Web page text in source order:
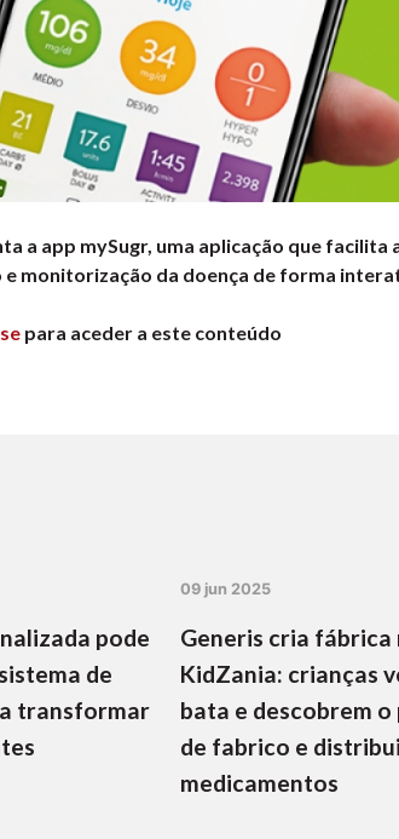
a app mySugr, uma aplicação que facilita
monitorização da doença de forma
para aceder a este conteúdo
pode
de
transformar
09 jun 2025
Generis cria fábrica
KidZania: crianças
bata e descobrem o
de fabrico e
medicamentos